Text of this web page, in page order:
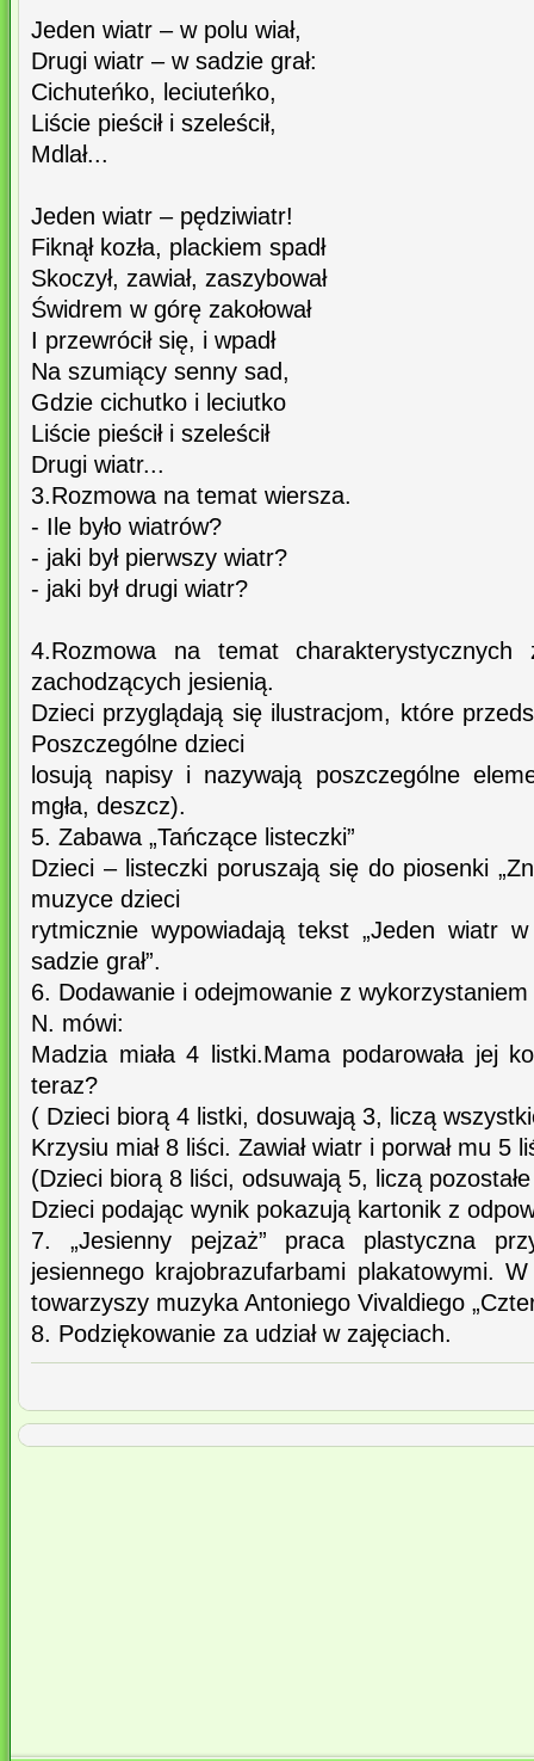
Jeden wiatr – w polu wiał,
Drugi wiatr – w sadzie grał:
Cichuteńko, leciuteńko,
Liście pieścił i szeleścił,
Mdlał...
Jeden wiatr – pędziwiatr!
Fiknął kozła, plackiem spadł
Skoczył, zawiał, zaszybował
Świdrem w górę zakołował
I przewrócił się, i wpadł
Na szumiący senny sad,
Gdzie cichutko i leciutko
Liście pieścił i szeleścił
Drugi wiatr...
3.Rozmowa na temat wiersza.
- Ile było wiatrów?
- jaki był pierwszy wiatr?
- jaki był drugi wiatr?
4.Rozmowa na temat charakterystycznych
zachodzących jesienią.
Dzieci przyglądają się ilustracjom, które
Poszczególne dzieci
losują napisy i nazywają poszczególne
mgła, deszcz).
5. Zabawa „Tańczące listeczki”
Dzieci – listeczki poruszają się do piosenki
muzyce dzieci
rytmicznie wypowiadają tekst „Jeden wiatr
sadzie grał”.
6. Dodawanie i odejmowanie z
N. mówi:
Madzia miała 4 listki.Mama podarowała jej
teraz?
( Dzieci biorą 4 listki, dosuwają 3, liczą
Krzysiu miał 8 liści. Zawiał wiatr i porwał mu 5
(Dzieci biorą 8 liści, odsuwają 5, liczą
Dzieci podając wynik pokazują kartonik z
7. „Jesienny pejzaż” praca plastyczna
jesiennego krajobrazufarbami plakatowymi.
towarzyszy muzyka Antoniego Vivaldiego
8. Podziękowanie za udział w zajęciach.